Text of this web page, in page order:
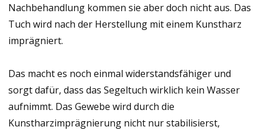
Nachbehandlung kommen sie aber doch nicht aus. Das
Tuch wird nach der Herstellung mit einem Kunstharz
imprägniert.
Das macht es noch einmal widerstandsfähiger und
sorgt dafür, dass das Segeltuch wirklich kein Wasser
aufnimmt. Das Gewebe wird durch die
Kunstharzimprägnierung nicht nur stabilisierst,